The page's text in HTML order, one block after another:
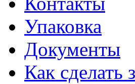
Упаковка
Документы
Как сделать